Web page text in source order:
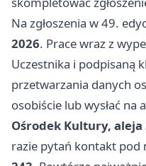
Na zgłoszenia w 49.
2026. Prace wraz z
Uczestnika i podpisaną
przetwarzania danych
osobiście lub wysłać na
Ośrodek Kultury, aleja
razie pytań kontakt